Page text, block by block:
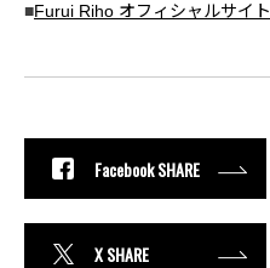
■Furui Riho オフィシャルサイト
Facebook SHARE
X SHARE